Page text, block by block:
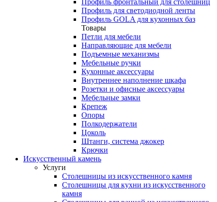
Профиль фронтальный для столешниц
Профиль для светодиодной ленты
Профиль GOLA для кухонных баз
Товары
Петли для мебели
Направляющие для мебели
Подъемные механизмы
Мебельные ручки
Кухонные аксессуары
Внутреннее наполнение шкафа
Розетки и офисные аксессуары
Мебельные замки
Крепеж
Опоры
Полкодержатели
Цоколь
Штанги, система джокер
Крючки
Искусственный камень
Услуги
Столешницы из искусственного камня
Столешницы для кухни из искусственного
камня